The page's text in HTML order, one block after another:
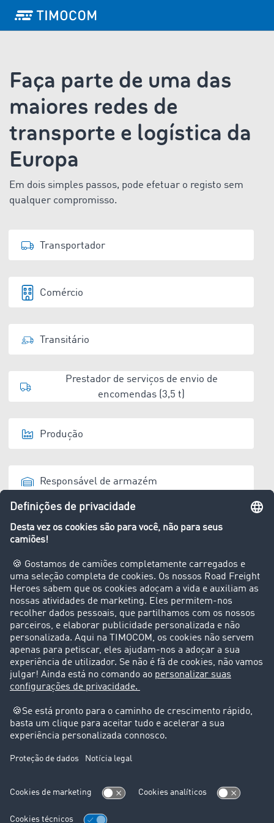
Faça parte de uma das
maiores redes de
transporte e logística da
Europa
Em dois simples passos, pode efetuar o registo sem
qualquer compromisso.
Transportador
Comércio
Transitário
Prestador de serviços de envio de
encomendas (3,5 t)
Produção
Responsável de armazém
Eliminador de resíduos
Particular
Contacto
+49 211 88 26 88 26
+49 211 88 26 53 00
sales.pt@timocom.com